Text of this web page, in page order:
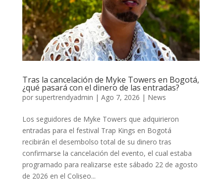
Tras la cancelación de Myke Towers en Bogotá,
¿qué pasará con el dinero de las entradas?
por supertrendyadmin | Ago 7, 2026 | News
Los seguidores de Myke Towers que adquirieron
entradas para el festival Trap Kings en Bogotá
recibirán el desembolso total de su dinero tras
confirmarse la cancelación del evento, el cual estaba
programado para realizarse este sábado 22 de agosto
de 2026 en el Coliseo...